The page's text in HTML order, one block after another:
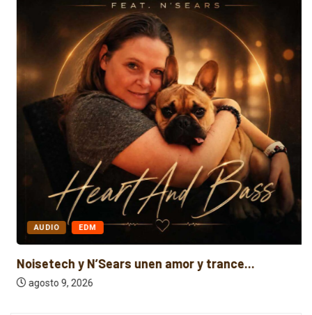
AUDIO EDM
Noisetech y N’Sears unen amor y trance...
agosto 9, 2026